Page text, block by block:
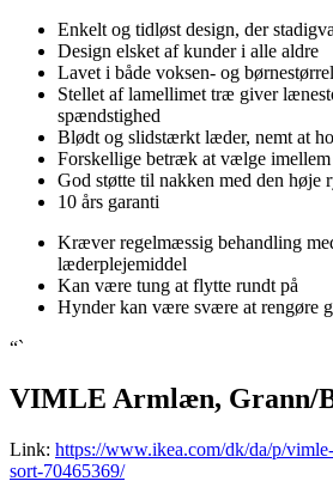
Enkelt og tidløst design, der
Design elsket af kunder i alle aldre
Lavet i både voksen- og
Stellet af lamellimet træ giver
spændstighed
Blødt og slidstærkt læder, nemt at
Forskellige betræk at vælge imellem
God støtte til nakken med den høje
10 års garanti
Kræver regelmæssig behandling
læderplejemiddel
Kan være tung at flytte rundt på
Hynder kan være svære at rengøre
“`
VIMLE Armlæn, Grann/
Link: https://www.ikea.com/dk/da/p/
sort-70465369/